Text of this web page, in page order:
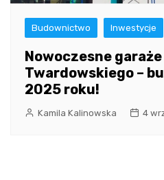
Budownictwo Inwestycje
Nowoczesne
Twardowskiego –
2025 roku!
Kamila Kalinowska 4